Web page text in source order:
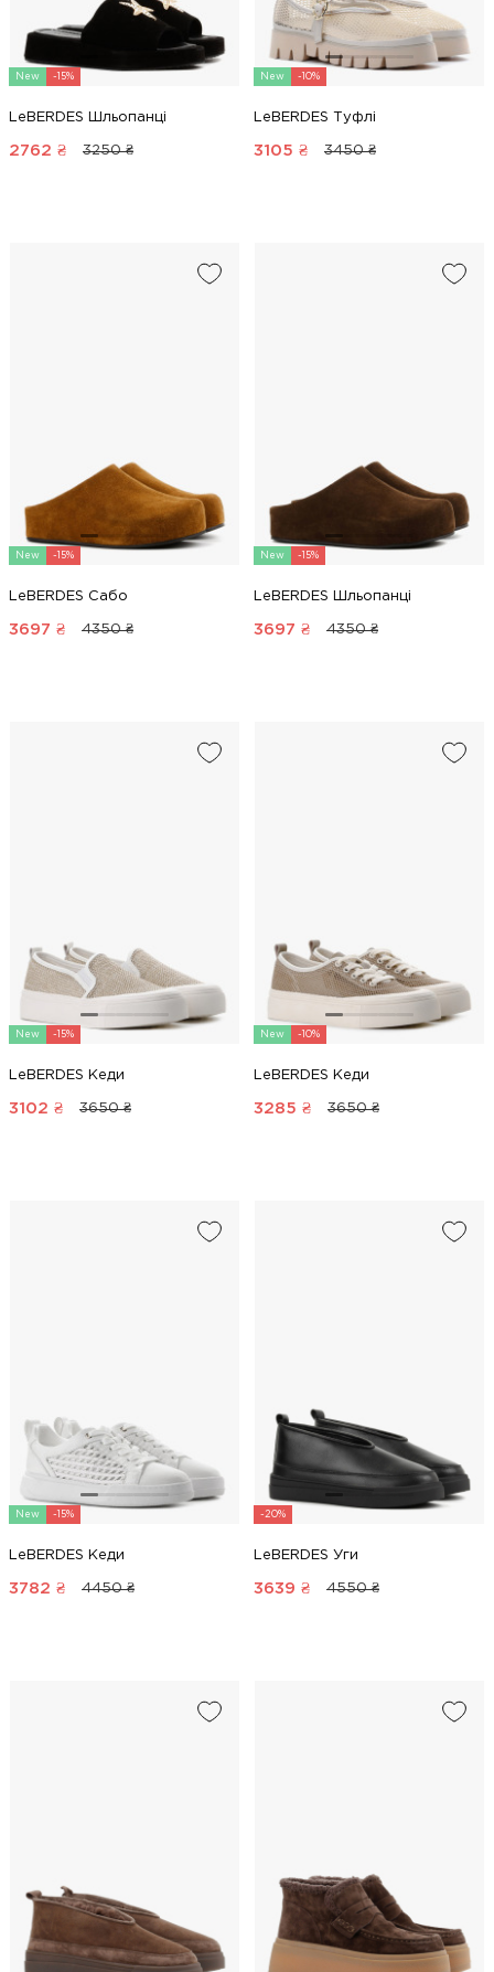
New -15%
LeBERDES Шльопанці
2762 ₴ 3250 ₴
New -10%
LeBERDES Туфлі
3105 ₴ 3450 ₴
New -15%
LeBERDES Сабо
3697 ₴ 4350 ₴
New -15%
LeBERDES Шльопанці
3697 ₴ 4350 ₴
New -15%
LeBERDES Кеди
3102 ₴ 3650 ₴
New -10%
LeBERDES Кеди
3285 ₴ 3650 ₴
New -15%
LeBERDES Кеди
3782 ₴ 4450 ₴
-20%
LeBERDES Уги
3639 ₴ 4550 ₴